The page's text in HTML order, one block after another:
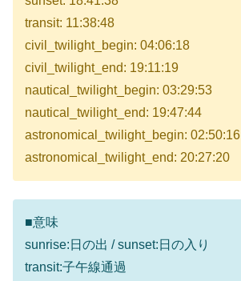
transit: 11:38:48
civil_twilight_begin: 04:06:18
civil_twilight_end: 19:11:19
nautical_twilight_begin: 03:29:53
nautical_twilight_end: 19:47:44
astronomical_twilight_begin: 02:50:16
astronomical_twilight_end: 20:27:20
■意味
sunrise:日の出 / sunset:日の入り
transit:子午線通過